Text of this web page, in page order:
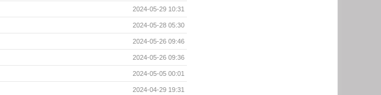
2024-05-29 10:31
2024-05-28 05:30
2024-05-26 09:46
2024-05-26 09:36
2024-05-05 00:01
2024-04-29 19:31